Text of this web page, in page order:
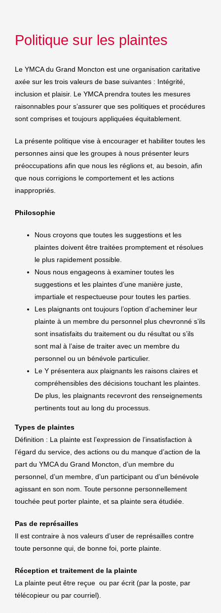
Politique sur les plaintes
Le YMCA du Grand Moncton est une organisation caritative
axée sur les trois valeurs de base suivantes : Intégrité,
inclusion et plaisir. Le YMCA prendra toutes les mesures
raisonnables pour s’assurer que ses politiques et procédures
sont comprises et toujours appliquées équitablement.
La présente politique vise à encourager et habiliter toutes les
personnes ainsi que les groupes à nous présenter leurs
préoccupations afin que nous les réglions et, au besoin, afin
que nous corrigions le comportement et les actions
inappropriés.
Philosophie
Nous croyons que toutes les suggestions et les
plaintes doivent être traitées promptement et résolues
le plus rapidement possible.
Nous nous engageons à examiner toutes les
suggestions et les plaintes d’une manière juste,
impartiale et respectueuse pour toutes les parties.
Les plaignants ont toujours l’option d’acheminer leur
plainte à un membre du personnel plus chevronné s’ils
sont insatisfaits du traitement ou du résultat ou s’ils
sont mal à l’aise de traiter avec un membre du
personnel ou un bénévole particulier.
Le Y présentera aux plaignants les raisons claires et
compréhensibles des décisions touchant les plaintes.
De plus, les plaignants recevront des renseignements
pertinents tout au long du processus.
Types de plaintes
Définition : La plainte est l’expression de l’insatisfaction à
l’égard du service, des actions ou du manque d’action de la
part du YMCA du Grand Moncton, d’un membre du
personnel, d’un membre, d’un participant ou d’un bénévole
agissant en son nom. Toute personne personnellement
touchée peut porter plainte, et sa plainte sera étudiée.
Pas de représailles
Il est contraire à nos valeurs d’user de représailles contre
toute personne qui, de bonne foi, porte plainte.
Réception et traitement de la plainte
La plainte peut être reçue ou par écrit (par la poste, par
télécopieur ou par courriel).